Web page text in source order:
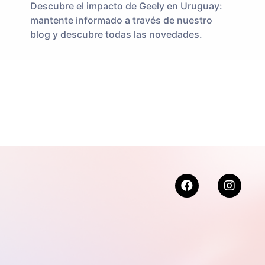
Descubre el impacto de Geely en Uruguay:
mantente informado a través de nuestro
blog y descubre todas las novedades.